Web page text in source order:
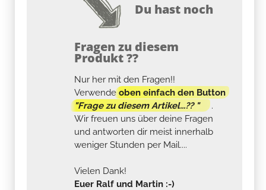
Du hast noch
Fragen zu diesem
Produkt ??
Nur her mit den Fragen!!
Verwendeoben einfach den Button
"Frage zu diesem Artikel...?? "
.
Wir freuen uns über deine Fragen
und antworten dir meist innerhalb
weniger Stunden per Mail....
Vielen Dank!
Euer Ralf und Martin :-)